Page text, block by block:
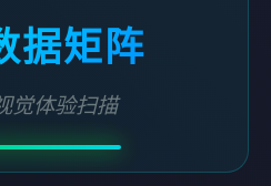
据矩阵
觉体验扫描